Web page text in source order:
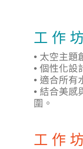
工 作
• 太空主題
• 個性化設
• 適合所有
• 結合美感
圍。
工 作